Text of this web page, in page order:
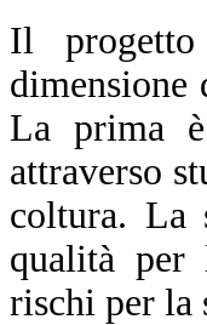
Il progetto
La prima
attraverso
coltura. La
qualità per
rischi per la